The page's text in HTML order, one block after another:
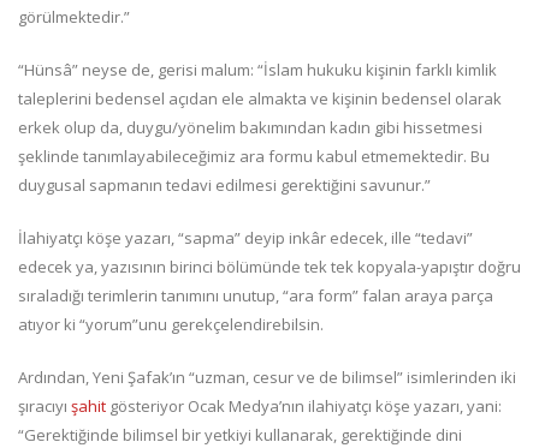
görülmektedir.”
“Hünsâ” neyse de, gerisi malum: “İslam hukuku kişinin farklı kimlik
taleplerini bedensel açıdan ele almakta ve kişinin bedensel olarak
erkek olup da, duygu/yönelim bakımından kadın gibi hissetmesi
şeklinde tanımlayabileceğimiz ara formu kabul etmemektedir. Bu
duygusal sapmanın tedavi edilmesi gerektiğini savunur.”
İlahiyatçı köşe yazarı, “sapma” deyip inkâr edecek, ille “tedavi”
edecek ya, yazısının birinci bölümünde tek tek kopyala-yapıştır doğru
sıraladığı terimlerin tanımını unutup, “ara form” falan araya parça
atıyor ki “yorum”unu gerekçelendirebilsin.
Ardından, Yeni Şafak’ın “uzman, cesur ve de bilimsel” isimlerinden iki
şıracıyı şahit gösteriyor Ocak Medya’nın ilahiyatçı köşe yazarı, yani:
“Gerektiğinde bilimsel bir yetkiyi kullanarak, gerektiğinde dini